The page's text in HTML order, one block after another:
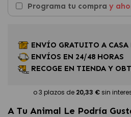
Programa tu compra y
ENVÍO GRATUITO A CASA
ENVÍOS EN 24/48 HORAS
RECOGE EN TIENDA Y
A Tu Animal Le Podría